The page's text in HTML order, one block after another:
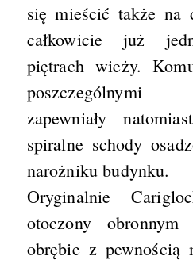
się mieścić także na
całkowicie już
piętrach wieży.
poszczególnymi
zapewniały
spiralne schody
narożniku budynku.
Oryginalnie
otoczony
obrębie z pewnością